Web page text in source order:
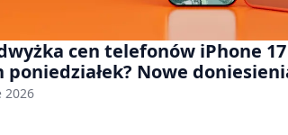
cen telefonów iPhone
poniedziałek? Nowe
2026